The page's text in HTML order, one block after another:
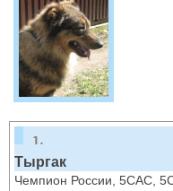
Тыргак
Чемпион России, 5CAC,